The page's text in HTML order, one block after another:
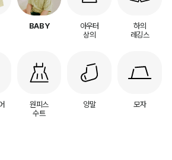
BABY
아우터
상의
하의
레깅스
원피스
수트
양말 모자